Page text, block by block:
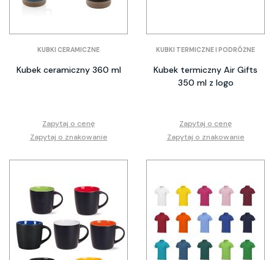
KUBKI CERAMICZNE
Kubek ceramiczny 360 ml
Zapytaj o cenę
Zapytaj o znakowanie
KUBKI TERMICZNE I PODRÓŻNE
Kubek termiczny Air Gifts
350 ml z logo
Zapytaj o cenę
Zapytaj o znakowanie